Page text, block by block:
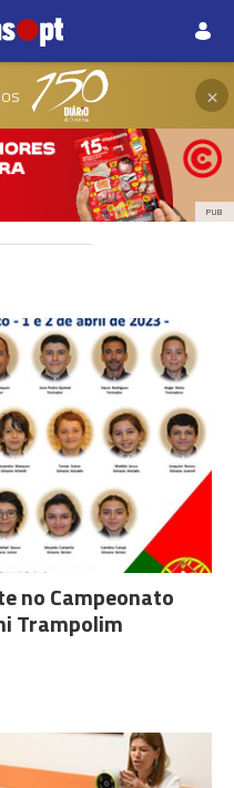
×
PUB
no Campeonato
Trampolim